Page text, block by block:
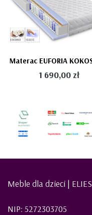
1 690,00 zł
Meble dla dzieci | ELIES
NIP: 5272303705